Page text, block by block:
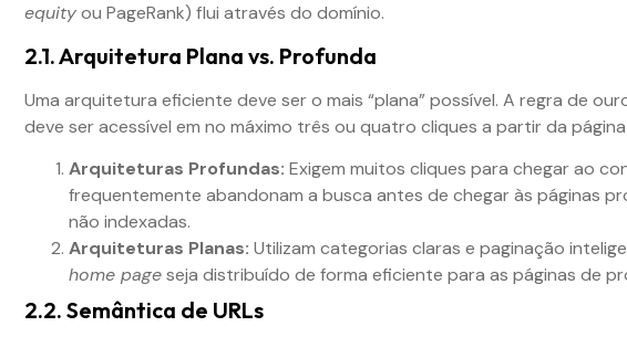
equityou PageRank) flui através do domínio.
2.1. Arquitetura Plana vs. Profunda
Uma arquitetura eficiente deve ser o mais “plana” possível. A regra de
deve ser acessível em no máximo três ou quatro cliques a partir da página
Arquiteturas Profundas: Exigem muitos cliques para chegar ao
frequentemente abandonam a busca antes de chegar às páginas
não indexadas.
Arquiteturas Planas: Utilizam categorias claras e paginação
home pageseja distribuído de forma eficiente para as páginas de
2.2. Semântica de URLs